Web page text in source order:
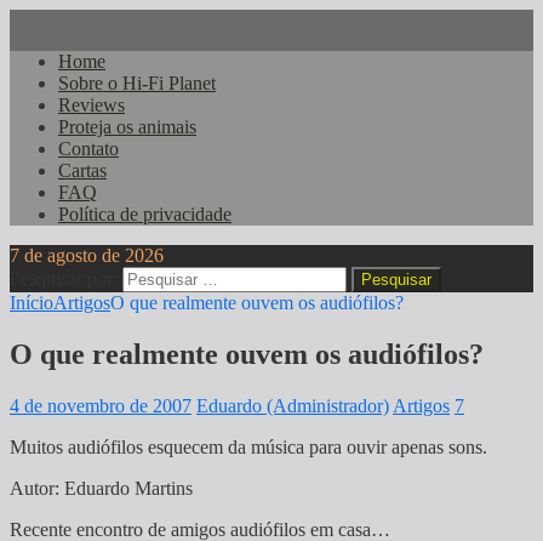
Home
Sobre o Hi-Fi Planet
Reviews
Proteja os animais
Contato
Cartas
FAQ
Política de privacidade
7 de agosto de 2026
InícioArtigosO que realmente ouvem os audiófilos?
O que realmente ouvem os audiófilos?
4 de novembro de 2007 Eduardo (Administrador) Artigos 7
Muitos audiófilos esquecem da música para ouvir apenas sons.
Autor: Eduardo Martins
Recente encontro de amigos audiófilos em casa…